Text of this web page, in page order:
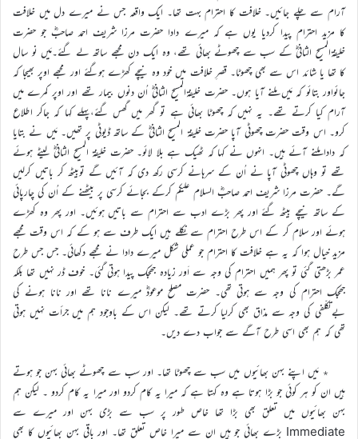
آرام سے چلے جائیں۔ خلافت کا احترام بہت تھا۔ ایک واقعہ جس نے میرے دل میں خلافت
کا مزید احترام پیدا کردیا یوں ہے کہ میرے دادا حضرت مرزا شریف احمد صاحبؓ جو حضرت
خلیفۃالمسیح الثانیؓ کے سب سے چھوٹے بھائی تھے، وہ ایک دن مجھے ساتھ لے گئے۔مَیں نو سال
کا تھا یا شائد اس سے بھی چھوٹا۔ قصرِ خلافت میں خود وہ نیچے کھڑے ہوگئے اور مجھے اوپر بھیجا کہ
جائواور بتائو کہ مَیں ملنے آیا ہوں۔ حضرت خلیفۃالمسیح الثانیؓ اُن دنوں بیمار تھے اور اوپر کمرے میں
آرام کیا کرتے تھے۔ یہ نہیں کہ چھوٹا بھائی ہے تو گھر میں گھس گئے،پہلے کہا کہ جاکر اطلاع
کرو۔ اس وقت حضرت چھوٹی آپا حضرت خلیفۃ المسیح الثانیؓ کے ساتھ ڈیوٹی پر تھیں۔ مَیں نے بتایا
کہ دادا ملنے آئے ہیں۔ انہوں نے کہا کہ ٹھیک ہے بلا لائو۔ حضرت خلیفۃ المسیح الثانیؓ لیٹے ہوئے
تھے تو وہاں چھوٹی آپا نے اُن کے سرہانے کرسی رکھ دی کہ آئیں گے توبیٹھ کر باتیں کرلیں
گے۔ حضرت مرزا شریف احمد صاحبؓ السلام علیکم کرکے بجائے کرسی پر بیٹھنے کے اُن کی چارپائی
کے ساتھ نیچے بیٹھ گئے اور پھر بڑے ادب سے احترام سے باتیں ہوئیں۔ اور پھر وہ کھڑے
ہوئے اور سلام کر کے اس طرح احترام سے نکلے ہیں ایک طرف سے ہو کے کہ اس وقت مجھے
مزید خیال ہوا کہ یہ ہے خلافت کا احترام جو عملی شکل میرے دادا نے مجھے دکھائی۔ جس جس طرح
عمر بڑھتی گئی تو پھر ہمیں احترام کی وجہ سے اَور زیادہ جھجک پیدا ہوتی گئی۔ خوف ڈر نہیں تھا بلکہ
جھجک احترام کی وجہ سے ہوتی تھی۔ حضرت مصلح موعودؓ میرے نانا تھے اور نانا ہونے کی
بےتکلّفی کی وجہ سے مذاق بھی کرلیا کرتے تھے۔ لیکن اس کے باوجود ہم میں جرأت نہیں ہوتی
تھی کہ ہم بھی اسی طرح آگے سے جواب دے دیں۔
٭ مَیں اپنے بہن بھائیوں میں سب سے چھوٹا تھا۔ اور سب سے چھوٹے بھائی بہن جو ہوتے
ہیں ان کو ہر کوئی جو بڑا ہوتا ہے وہ کہتا ہے کہ میرا یہ کام کردو اور میرا یہ کام کردو ۔ لیکن ہم
بہن بھائیوں میں تعلق بھی بڑا تھا خاص طور پر سب سے بڑی بہن اور میرے سے
Immediate بڑے بھائی جو ہیں ان سے میرا خاص تعلق تھا۔ اور باقی بہن بھائیوں کا بھی